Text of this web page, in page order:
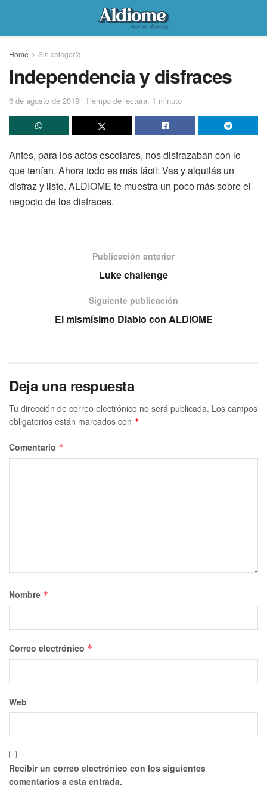
Home Sin categoría
Independencia y disfraces
6 de agosto de 2019 Tiempo de lectura: 1 minuto
Antes, para los actos escolares, nos disfrazaban con lo
que tenían. Ahora todo es más fácil: Vas y alquilás un
disfraz y listo. ALDIOME te muestra un poco más sobre el
negocio de los disfraces.
Publicación anterior
Luke challenge
Siguiente publicación
El mismísimo Diablo con ALDIOME
Deja una respuesta
Tu dirección de correo electrónico no será publicada. Los campos
obligatorios están marcados con *
Comentario *
Nombre *
Correo electrónico *
Web
Recibir un correo electrónico con los siguientes
comentarios a esta entrada.